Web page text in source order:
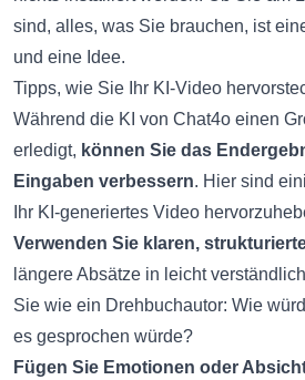
sind, alles, was Sie brauchen, ist
und eine Idee.
Tipps, wie Sie Ihr KI-Video
Während die KI von Chat4o einen
erledigt, können Sie das
Eingaben verbessern. Hier sind
Ihr KI-generiertes Video
Verwenden Sie klaren,
längere Absätze in leicht
Sie wie ein Drehbuchautor: Wie
es gesprochen würde?
Fügen Sie Emotionen oder